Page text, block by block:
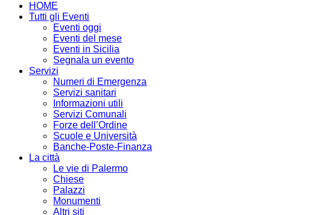
HOME
Tutti gli Eventi
Eventi oggi
Eventi del mese
Eventi in Sicilia
Segnala un evento
Servizi
Numeri di Emergenza
Servizi sanitari
Informazioni utili
Servizi Comunali
Forze dell’Ordine
Scuole e Università
Banche-Poste-Finanza
La città
Le vie di Palermo
Chiese
Palazzi
Monumenti
Altri siti